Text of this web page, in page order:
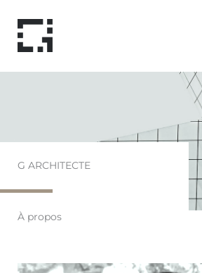
contenu
G ARCHITECTE
À propos